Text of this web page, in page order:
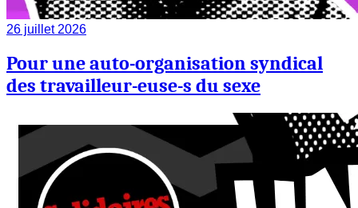
26 juillet 2026
Pour une auto-organisation syndical
des travailleur-euse-s du sexe